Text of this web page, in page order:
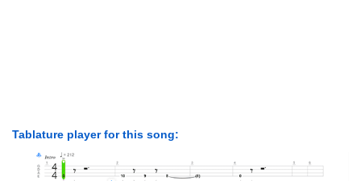
Tablature player for this song: